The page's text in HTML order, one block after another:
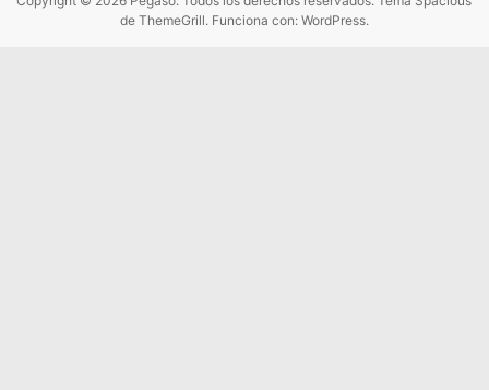
de ThemeGrill. Funciona con: WordPress.